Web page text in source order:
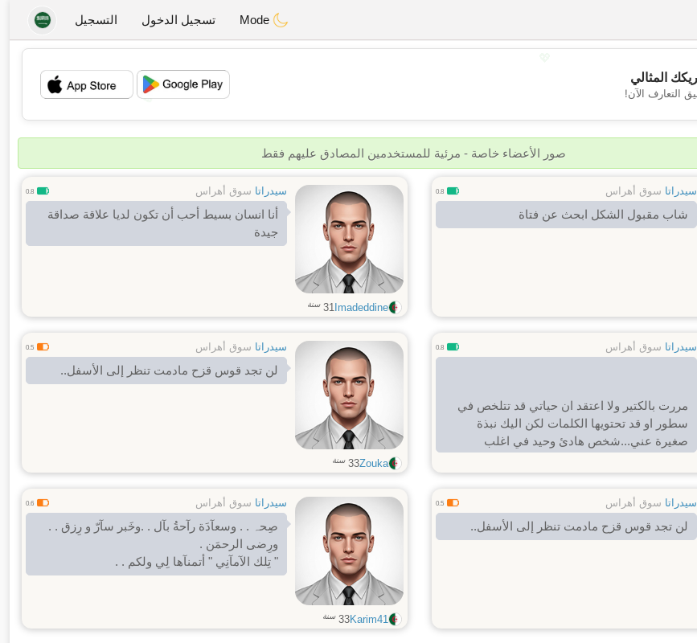
تسجيل الدخول التسجيل
💖
💕
المثالي
التعارف الآن!
صور الأعضاء خاصة - مرئية للمستخدمين المصادق عليهم فقط
سيدراتا سوق أهراس 0.8
شاب مقبول الشكل ابحث عن فتاة
سيدراتا سوق أهراس 0.8
أنا انسان بسيط أحب أن تكون لديا علاقة صداقة
جيدة
Imadeddine
31 سنة
سيدراتا سوق أهراس 0.8
مررت بالكتير ولا اعتقد ان حياتي قد تتلخص في
سطور او قد تحتويها الكلمات لكن اليك نبذة
صغيرة عني...شخص هادئ وحيد في اغلب
بالانسانية احلم بعالم تكتر فيه قيم الحب الصادق
وتختفي فيه الاقنعة...اكره الغدر والخيانة والوداع
مع اني ودعت الكتير...اقرب صديق لي هو كلبي
الوفي لانني لم اعد اقوى على خباثة وثلوت قلوب
سيدراتا سوق أهراس 0.5
لن تجد قوس قزح مادمت تنظر إلى الأسفل..
Zouka
33 سنة
سيدراتا سوق أهراس 0.5
لن تجد قوس قزح مادمت تنظر إلى الأسفل..
سيدراتا سوق أهراس 0.6
صِحہ . . وسعآدَة رآحةُ بآل . .وخَبر سآرّ و رِزق . .
ورِضى الرحمَن .
" تِلك الآمآنِي " أتمنآها لِي ولكم . .
Karim41
33 سنة